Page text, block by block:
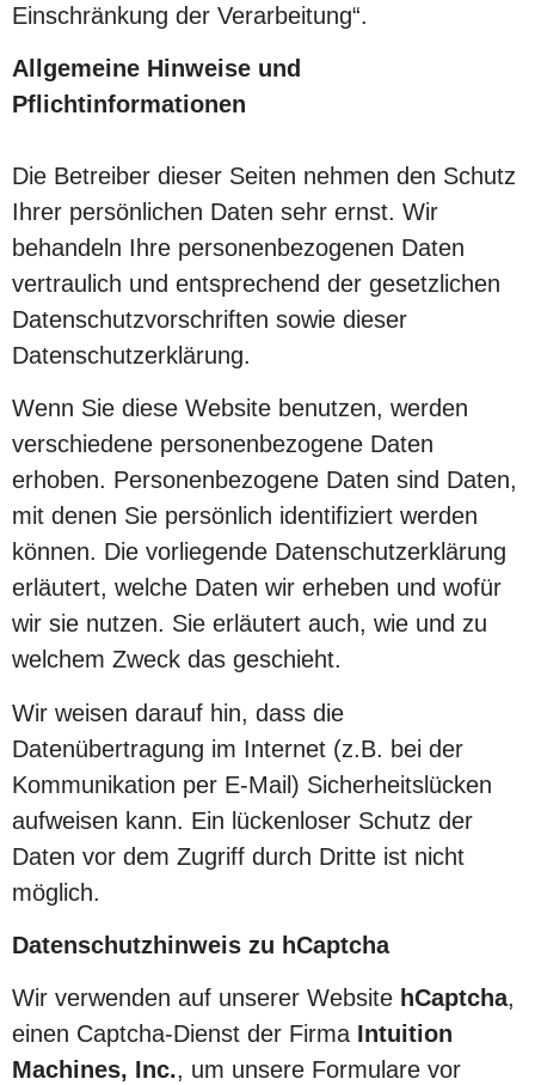
Einschränkung der Verarbeitung“.
Allgemeine Hinweise und
Pflichtinformationen
Die Betreiber dieser Seiten nehmen den Schutz
Ihrer persönlichen Daten sehr ernst. Wir
behandeln Ihre personenbezogenen Daten
vertraulich und entsprechend der gesetzlichen
Datenschutzvorschriften sowie dieser
Datenschutzerklärung.
Wenn Sie diese Website benutzen, werden
verschiedene personenbezogene Daten
erhoben. Personenbezogene Daten sind Daten,
mit denen Sie persönlich identifiziert werden
können. Die vorliegende Datenschutzerklärung
erläutert, welche Daten wir erheben und wofür
wir sie nutzen. Sie erläutert auch, wie und zu
welchem Zweck das geschieht.
Wir weisen darauf hin, dass die
Datenübertragung im Internet (z.B. bei der
Kommunikation per E-Mail) Sicherheitslücken
aufweisen kann. Ein lückenloser Schutz der
Daten vor dem Zugriff durch Dritte ist nicht
möglich.
Datenschutzhinweis zu hCaptcha
Wir verwenden auf unserer Website hCaptcha,
einen Captcha-Dienst der Firma Intuition
Machines, Inc., um unsere Formulare vor